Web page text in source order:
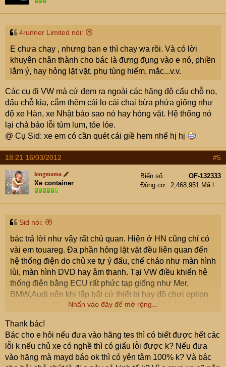
4runner Limited nói:
E chưa chạy , nhưng bạn e thì chay wa rồi. Và có lời
khuyên chân thành cho bác là đưng đụng vào e nó, phiền
lắm ý, hay hỏng lặt vặt, phụ tùng hiếm, mắc...v.v.
Các cụ đi VW mà cứ đem ra ngoài các hãng độ cấu chỗ nọ,
đấu chỗ kia, cắm thêm cái lọ cái chai bừa phứa giống như
độ xe Hàn, xe Nhật bảo sao nó hay hỏng vặt. Hệ thống nó
lại chả báo lỗi tùm lum, tóe lóe.
@ Cụ Sid: xe em có cần quét cái giề hem nhể hị hị
18:21 16/03/2012 #5
longmama
Xe container
Biển số
OF-132333
Động cơ
2,468,951 Mã lực
Sid nói:
bác trả lời như vậy rất chủ quan. Hiện ở HN cũng chỉ có
vài em touareg. Đa phần hỏng lặt vặt đều liên quan đến
hệ thống điện do chủ xe tự ý đấu, chế cháo như màn hình
lùi, màn hình DVD hay âm thanh. Tại VW điều khiển hệ
thống điện bằng ECU rất phức tạp giống như Mer,
BMW,Audi nên khi lắp bất cứ thiết bị hay đồ chơi option
mới vào là đều phải khai báo, nhập code kích hoạt ( với
phần ở VN, lại cho xe hiếm nữa) thì họ hay đấu trở để
lừa ECU hoặc đấu cắn vào dây có chức năng khác gây
dòng điện không ổn định và bền như xe nguyên dẫn tới
hay hỏng lặt vặt. Còn với Touareg thì khỏi phải bàn vì bác
Nhấn vào đây để mở rộng...
Thank bác!
Bác cho e hỏi nếu đưa vào hãng tes thì có biết được hết các
lỗi k nếu chủ xe có nghề thì có giấu lỗi được k? Nếu đưa
vào hãng mà mayd báo ok thì có yên tâm 100% k? Và bác